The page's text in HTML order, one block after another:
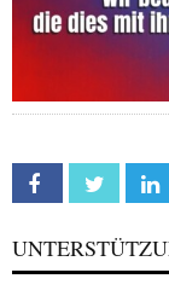
Facebook Twitter